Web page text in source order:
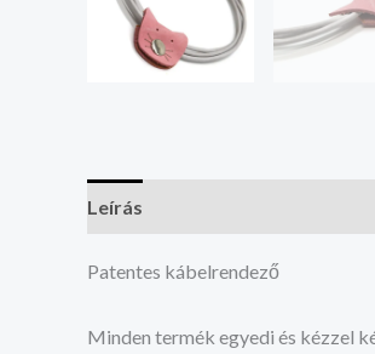
Leírás
Patentes kábelrendező
Minden termék egyedi és kézzel